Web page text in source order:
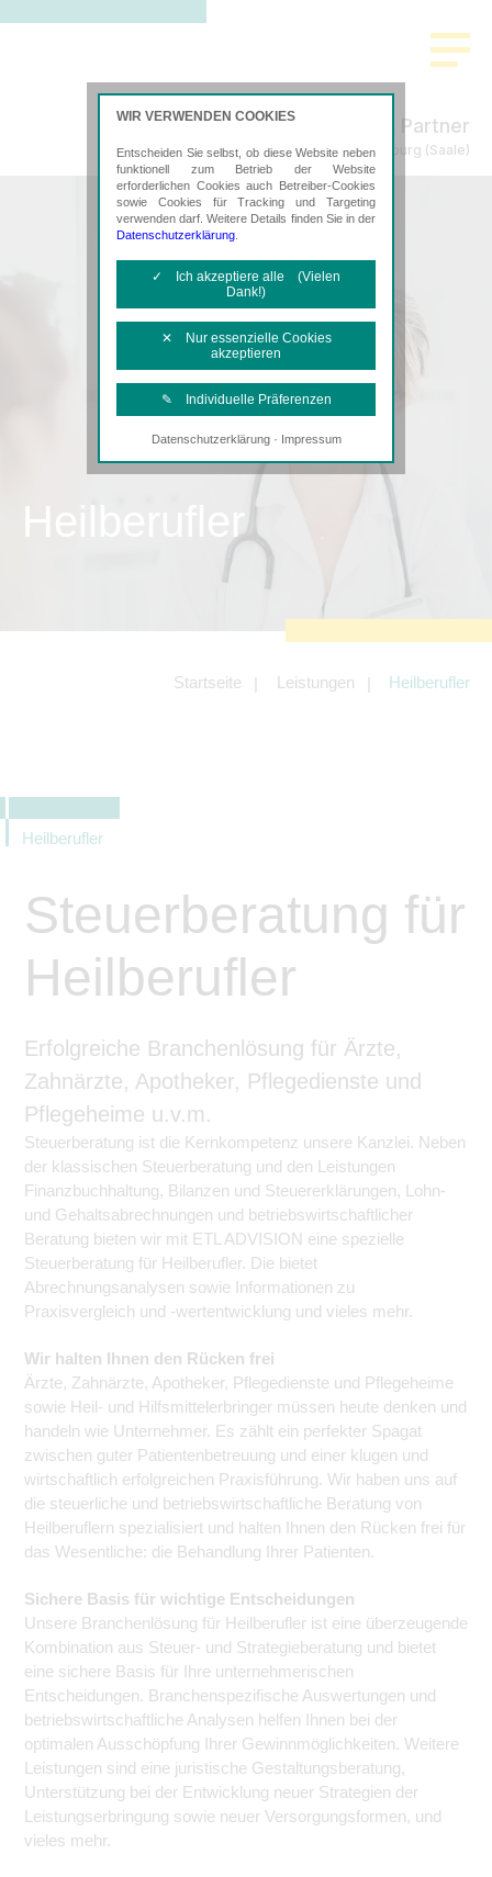
Schmidt & Partner
Steuerberatung in Bernburg (Saale)
Heilberufler
Startseite Leistungen Heilberufler
Heilberufler
Steuerberatung für
Heilberufler
Erfolgreiche Branchenlösung für Ärzte,
Zahnärzte, Apotheker, Pflegedienste und
Pflegeheime u.v.m.
Steuerberatung ist die Kernkompetenz unsere Kanzlei. Neben
der klassischen Steuerberatung und den Leistungen
Finanzbuchhaltung, Bilanzen und Steuererklärungen, Lohn-
und Gehaltsabrechnungen und betriebswirtschaftlicher
Beratung bieten wir mit ETL ADVISION eine spezielle
Steuerberatung für Heilberufler. Die bietet
Abrechnungsanalysen sowie Informationen zu
Praxisvergleich und -wertentwicklung und vieles mehr.
Wir halten Ihnen den Rücken frei
Ärzte, Zahnärzte, Apotheker, Pflegedienste und Pflegeheime
sowie Heil- und Hilfsmittelerbringer müssen heute denken und
handeln wie Unternehmer. Es zählt ein perfekter Spagat
zwischen guter Patientenbetreuung und einer klugen und
wirtschaftlich erfolgreichen Praxisführung. Wir haben uns auf
die steuerliche und betriebswirtschaftliche Beratung von
Heilberuflern spezialisiert und halten Ihnen den Rücken frei für
das Wesentliche: die Behandlung Ihrer Patienten.
Sichere Basis für wichtige Entscheidungen
Unsere Branchenlösung für Heilberufler ist eine überzeugende
Kombination aus Steuer- und Strategieberatung und bietet
eine sichere Basis für Ihre unternehmerischen
Entscheidungen. Branchenspezifische Auswertungen und
betriebswirtschaftliche Analysen helfen Ihnen bei der
optimalen Ausschöpfung Ihrer Gewinnmöglichkeiten. Weitere
Leistungen sind eine juristische Gestaltungsberatung,
Unterstützung bei der Entwicklung neuer Strategien der
Leistungserbringung sowie neuer Versorgungsformen, und
vieles mehr.
WIR VERWENDEN COOKIES
Entscheiden Sie selbst, ob diese Website neben
funktionell zum Betrieb der Website
erforderlichen Cookies auch Betreiber-Cookies
sowie Cookies für Tracking und Targeting
verwenden darf. Weitere Details finden Sie in der
Datenschutzerklärung
✓ Ich akzeptiere alle (Vielen
Dank!)
✕ Nur essenzielle Cookies
akzeptieren
✎ Individuelle Präferenzen
Notwendige Cookies
Diese Cookies sind erforderlich, um die
grundlegende Funktionalität der Website
Tracking- und Targeting-Cookies
zu optimieren. Hierzu gehört eine
bedarfsgerechte Gestaltung und
Angebotes einschließlich der
Angeboten von z.B. Facebook und
LinkedIn.
Datenschutzerklärung· Impressum